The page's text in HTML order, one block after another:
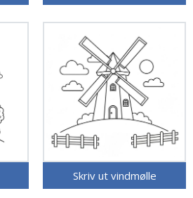
Skriv ut vindmølle